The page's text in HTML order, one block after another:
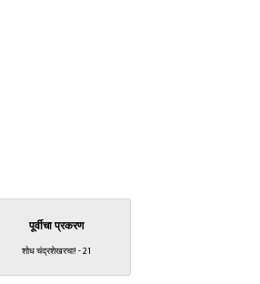
पूर्वीचा प्रकरण
शोध चंद्रशेखरचा! - 21